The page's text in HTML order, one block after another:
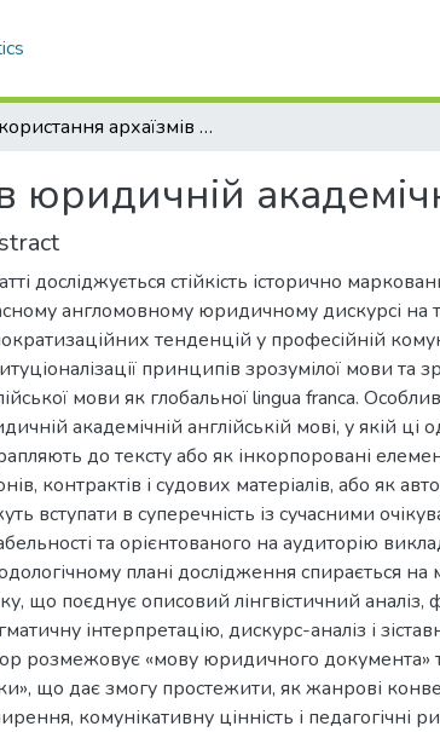
Використання архаїзмів в юридичній академічній англійській мові
досліджується стійкість історично
англомовному юридичному дискурсі на
тенденцій у професійній
принципів зрозумілої мови та
мови як глобальної lingua franca.
академічній англійській мові, у якій ці
до тексту або як інкорпоровані
контрактів і судових матеріалів, або як
вступати в суперечність із сучасними
та орієнтованого на аудиторію
плані дослідження спирається
що поєднує описовий лінгвістичний аналіз,
інтерпретацію, дискурс-аналіз і
розмежовує «мову юридичного документа»
що дає змогу простежити, як жанрові
комунікативну цінність і педагогічні